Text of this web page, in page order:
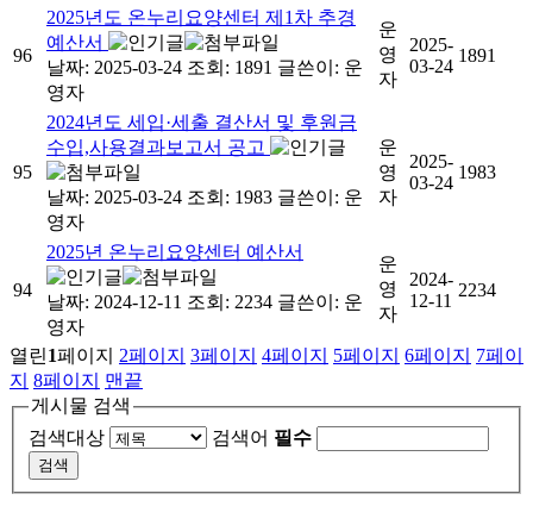
96
2025년도 온누리요양센터 제1차 추경
예산서
날짜: 2025-03-24 조회: 1891 글쓴이: 운
영자
운
영
자
2025-
03-24
1891
95
2024년도 세입·세출 결산서 및 후원금
수입,사용결과보고서 공고
날짜: 2025-03-24 조회: 1983 글쓴이: 운
영자
운
영
자
2025-
03-24
1983
94
2025년 온누리요양센터 예산서
날짜: 2024-12-11 조회: 2234 글쓴이: 운
영자
운
영
자
2024-
12-11
2234
열린1페이지 2페이지 3페이지 4페이지 5페이지 6페이지 7페이
지 8페이지
맨끝
게시물 검색
검색대상
검색어 필수